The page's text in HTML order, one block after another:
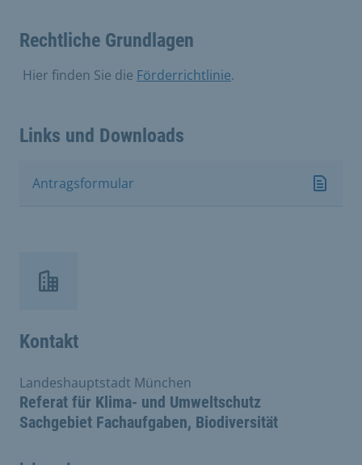
Rechtliche Grundlagen
​ Hier finden Sie die Förderrichtlinie.
Links und Downloads
Antragsformular
Kontakt
Referat für Klima- und Umweltschutz
Sachgebiet Fachaufgaben, Biodiversität
Landeshauptstadt München